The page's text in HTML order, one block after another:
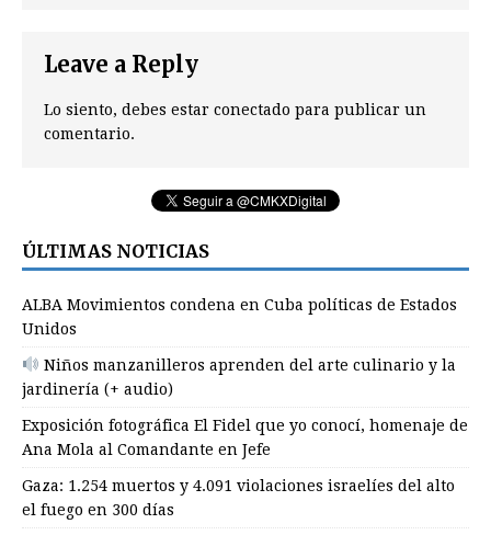
Leave a Reply
Lo siento, debes estar conectado para publicar un
comentario.
ÚLTIMAS NOTICIAS
ALBA Movimientos condena en Cuba políticas de Estados
Unidos
Niños manzanilleros aprenden del arte culinario y la
jardinería (+ audio)
Exposición fotográfica El Fidel que yo conocí, homenaje de
Ana Mola al Comandante en Jefe
Gaza: 1.254 muertos y 4.091 violaciones israelíes del alto
el fuego en 300 días